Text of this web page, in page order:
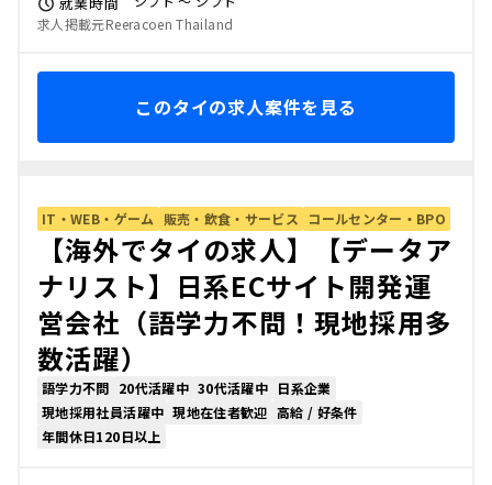
求人掲載元Reeracoen Thailand
このタイの求人案件を見る
IT・WEB・ゲーム 販売・飲食・サービス コールセンター・BPO
【海外でタイの求人】【データア
ナリスト】日系ECサイト開発運
営会社（語学力不問！現地採用多
数活躍）
語学力不問 20代活躍中 30代活躍中 日系企業
現地採用社員活躍中 現地在住者歓迎 高給 / 好条件
年間休日120日以上